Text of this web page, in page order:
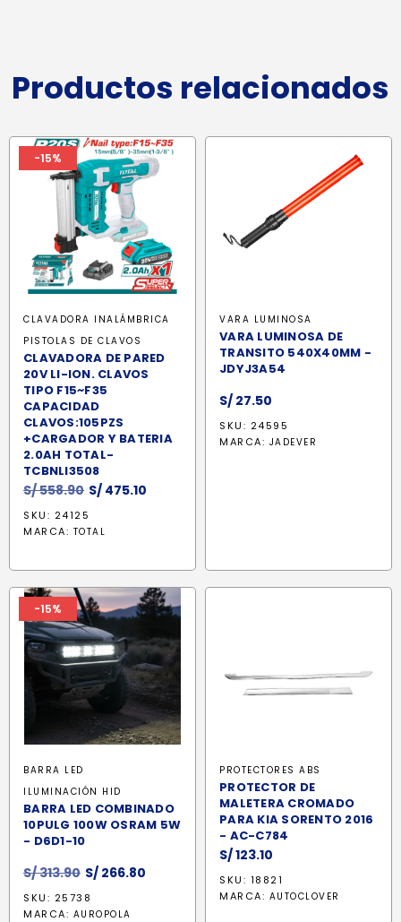
Productos relacionados
-15%
CLAVADORA INALÁMBRICA
PISTOLAS DE CLAVOS
CLAVADORA DE PARED
20V LI-ION. CLAVOS
TIPO F15~F35
CAPACIDAD
CLAVOS:105PZS
+CARGADOR Y BATERIA
2.0AH TOTAL-
TCBNLI3508
S/558.90 El
original
S/ 475.10
S/ 475.10.
SKU: 24125
MARCA: TOTAL
VARA LUMINOSA
VARA LUMINOSA DE
TRANSITO 540X40MM -
JDYJ3A54
S/ 27.50
SKU: 24595
MARCA: JADEVER
-15%
BARRA LED
ILUMINACIÓN HID
BARRA LED COMBINADO
10PULG 100W OSRAM 5W
- D6D1-10
S/313.90 El
precio
original
S/ 266.80
SKU: 25738
MARCA: AUROPOLA
PROTECTORES ABS
PROTECTOR DE
MALETERA CROMADO
PARA KIA SORENTO 2016
- AC-C784
S/123.10
SKU: 18821
MARCA: AUTOCLOVER